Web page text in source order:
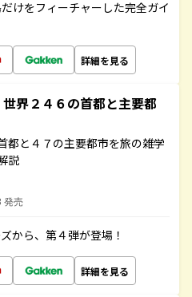
けをフィーチャーした完全ガイ
詳細を見る
界２４６の首都と主要都
都と４７の主要都市を旅の雑学
説
発売
から、第４弾が登場！
詳細を見る